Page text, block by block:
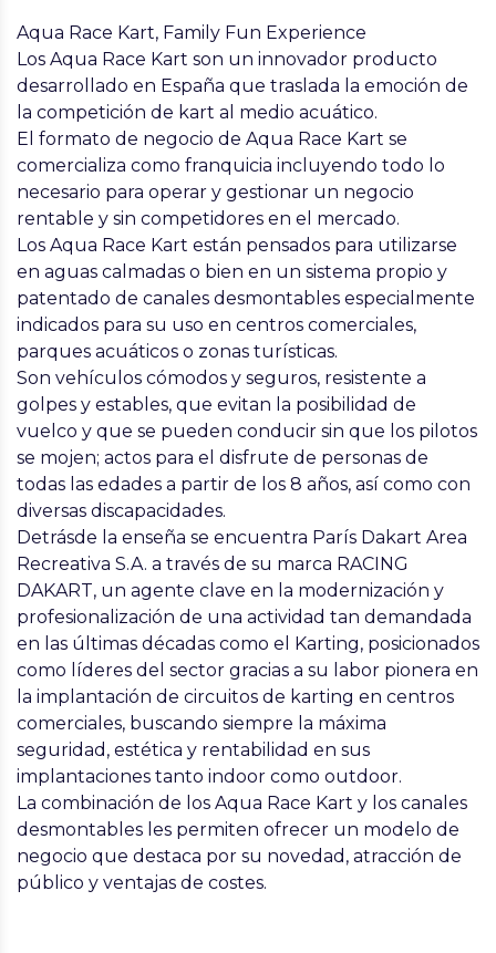
Aqua Race Kart, Family Fun Experience
Los Aqua Race Kart son un innovador producto
desarrollado en España que traslada la emoción de
la competición de kart al medio acuático.
El formato de negocio de Aqua Race Kart se
comercializa como franquicia incluyendo todo lo
necesario para operar y gestionar un negocio
rentable y sin competidores en el mercado.
Los Aqua Race Kart están pensados para utilizarse
en aguas calmadas o bien en un sistema propio y
patentado de canales desmontables especialmente
indicados para su uso en centros comerciales,
parques acuáticos o zonas turísticas.
Son vehículos cómodos y seguros, resistente a
golpes y estables, que evitan la posibilidad de
vuelco y que se pueden conducir sin que los pilotos
se mojen; actos para el disfrute de personas de
todas las edades a partir de los 8 años, así como con
diversas discapacidades.
Detrásde la enseña se encuentra París Dakart Area
Recreativa S.A. a través de su marca RACING
DAKART, un agente clave en la modernización y
profesionalización de una actividad tan demandada
en las últimas décadas como el Karting, posicionados
como líderes del sector gracias a su labor pionera en
la implantación de circuitos de karting en centros
comerciales, buscando siempre la máxima
seguridad, estética y rentabilidad en sus
implantaciones tanto indoor como outdoor.
La combinación de los Aqua Race Kart y los canales
desmontables les permiten ofrecer un modelo de
negocio que destaca por su novedad, atracción de
público y ventajas de costes.